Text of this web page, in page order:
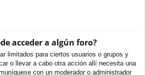
acceder a algún foro?
limitados para ciertos usuarios o grupos y
o llevar a cabo otra acción allí necesita una
con un moderador o administrador